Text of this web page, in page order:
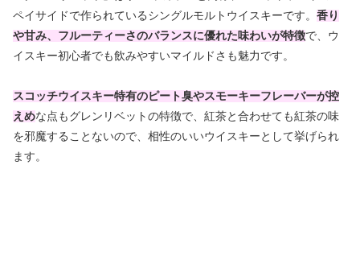
ペイサイドで作られているシングルモルトウイスキーです。 香り
や甘み、フルーティーさのバランスに優れた味わいが特徴で、ウ
イスキー初心者でも飲みやすいマイルドさも魅力です。
スコッチウイスキー特有のピート臭やスモーキーフレーバーが控
えめな点もグレンリベットの特徴で、紅茶と合わせても紅茶の味
を邪魔することないので、相性のいいウイスキーとして挙げられ
ます。